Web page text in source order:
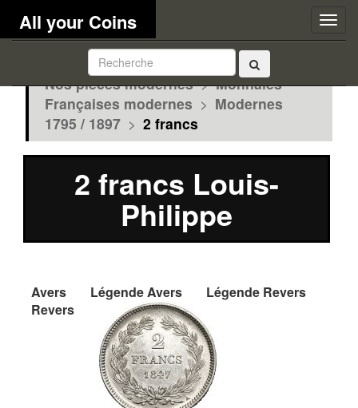
All your Coins
Nos pièces modernes > Monnaies
Françaises modernes > Modernes
1795 / 1897 > 2 francs
2 francs Louis-
Philippe
Avers Légende Avers
Légende Revers
Revers